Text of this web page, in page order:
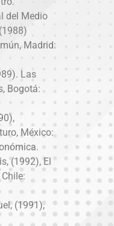
del Medio
Madrid:
Las
Bogotá:
México:
(1992), El
(1991),